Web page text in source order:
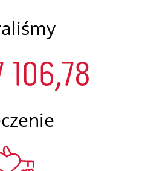
106,78